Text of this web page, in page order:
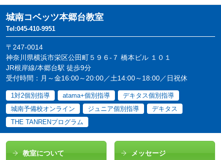
城南コベッツ本郷台教室
Tel:045-410-9951
〒247-0014
神奈川県横浜市栄区公田町５９６-７ 橋本ビル １０１
JR根岸線/本郷台駅 徒歩9分
受付時間：月～金16:00～20:00／土14:00～18:00／日祝休
1対2個別指導 atama+個別指導
デキタス個別指導
城南予備校オンライン
ジュニア個別指導
デキタス
THE TANRENプログラム
教室について メッセージ